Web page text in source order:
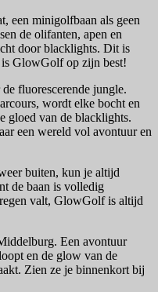
een minigolfbaan als geen
de olifanten, apen en
door blacklights. Dit is
GlowGolf op zijn best!
fluorescerende jungle.
wordt elke bocht en
gloed van de blacklights.
een wereld vol avontuur en
buiten, kun je altijd
de baan is volledig
valt, GlowGolf is altijd
Een avontuur
en de glow van de
Zien ze je binnenkort bij